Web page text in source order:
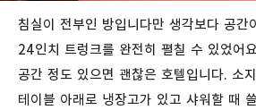
침실이 전부인 방입니다만 생각보다 공간
24인치 트렁크를 완전히 펼칠 수 있었어
공간 정도 있으면 괜찮은 호텔입니다. 소
테이블 아래로 냉장고가 있고 샤워할 때